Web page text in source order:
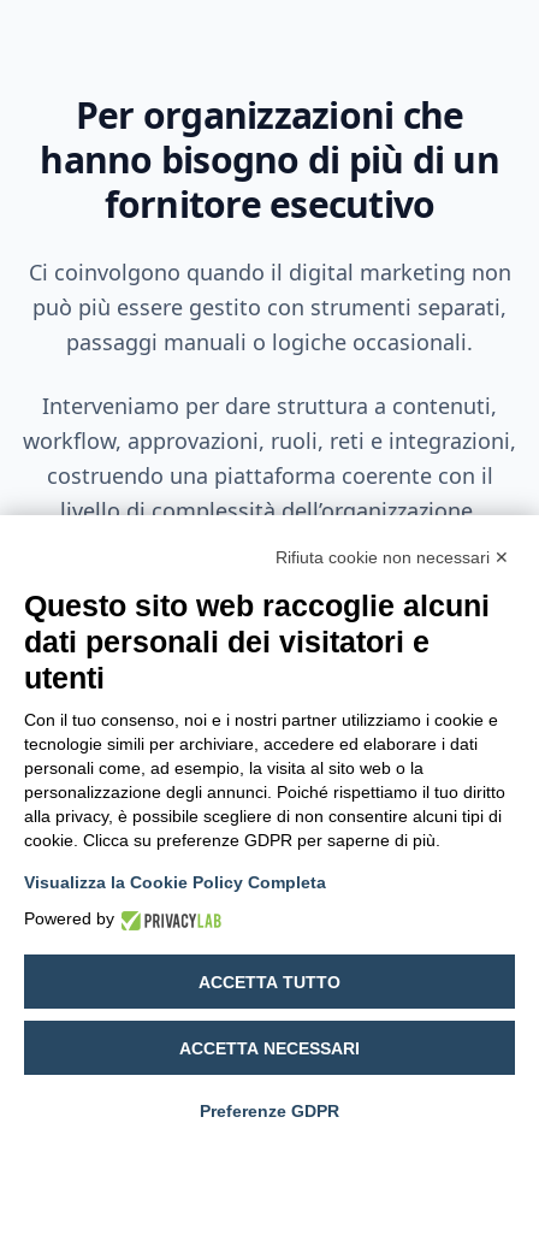
Per organizzazioni che
hanno bisogno di più di un
fornitore esecutivo
Ci coinvolgono quando il digital marketing non
può più essere gestito con strumenti separati,
passaggi manuali o logiche occasionali.
Interveniamo per dare struttura a contenuti,
workflow, approvazioni, ruoli, reti e integrazioni,
costruendo una piattaforma coerente con il
livello di complessità dell’organizzazione.
Cosa cercano in noi le
aziende con cui lavoriamo
Comprensione del contesto
Non partiamo dalla tecnologia, ma dal modo
Rifiuta cookie non necessari ✕
Questo sito web raccoglie alcuni
dati personali dei visitatori e
utenti
Con il tuo consenso, noi e i nostri partner utilizziamo i cookie e
tecnologie simili per archiviare, accedere ed elaborare i dati
personali come, ad esempio, la visita al sito web o la
personalizzazione degli annunci. Poiché rispettiamo il tuo diritto
alla privacy, è possibile scegliere di non consentire alcuni tipi di
cookie. Clicca su preferenze GDPR per saperne di più.
Visualizza la Cookie Policy Completa
Powered by
ACCETTA TUTTO
ACCETTA NECESSARI
Preferenze GDPR